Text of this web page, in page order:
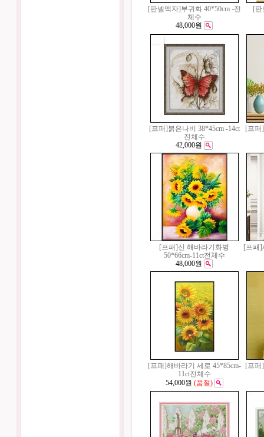
[판넬액자]부귀화 40*50cm -전
체수
48,000원
[
[프패]붉은나비 38*45cm -14ct
전체수
42,000원
[프패
[프패]신 해바라기화병
50*66cm-11ct전체수
48,000원
[프패]
[프패]해바라기 세로 45*85cm-
11ct전체수
54,000원 (품절)
[프패